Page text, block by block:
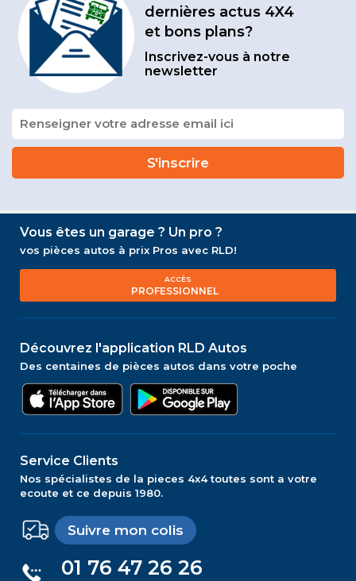
dernières actus 4X4
et bons plans?
Inscrivez-vous à notre
newsletter
Vous êtes un garage ? Un pro ?
vos pièces autos à prix Pros avec RLD!
ACCÈS
PROFESSIONNEL
Découvrez l'application RLD Autos
Des centaines de pièces autos dans votre poche
Service Clients
Nos spécialistes de la pieces 4x4 toutes sont a votre
ecoute et ce depuis 1980.
Suivre mon colis
01 76 47 26 26